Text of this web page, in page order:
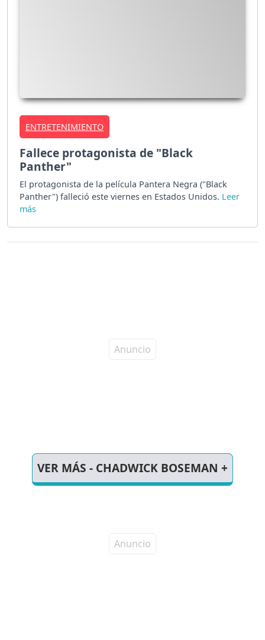
ENTRETENIMIENTO
Fallece protagonista de "Black
Panther"
El protagonista de la película Pantera Negra ("Black
Panther") falleció este viernes en Estados Unidos.
VER MÁS - CHADWICK BOSEMAN +